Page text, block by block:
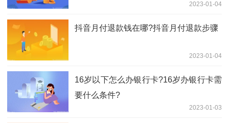
2023-01-04
抖音月付退款钱在哪?抖音月付退款步骤
2023-01-04
16岁以下怎么办银行卡?16岁办银行卡需
要什么条件?
2023-01-03